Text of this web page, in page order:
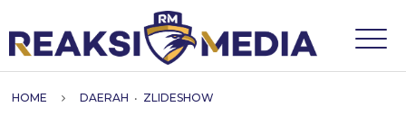
HOME DAERAH • ZLIDESHOW